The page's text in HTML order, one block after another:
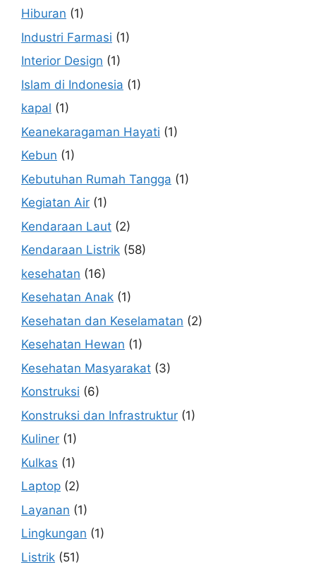
Hiburan (1)
Industri Farmasi (1)
Interior Design (1)
Islam di Indonesia (1)
kapal (1)
Keanekaragaman Hayati (1)
Kebun (1)
Kebutuhan Rumah Tangga (1)
Kegiatan Air (1)
Kendaraan Laut (2)
Kendaraan Listrik (58)
kesehatan (16)
Kesehatan Anak (1)
Kesehatan dan Keselamatan (2)
Kesehatan Hewan (1)
Kesehatan Masyarakat (3)
Konstruksi (6)
Konstruksi dan Infrastruktur (1)
Kuliner (1)
Kulkas (1)
Laptop (2)
Layanan (1)
Lingkungan (1)
Listrik (51)